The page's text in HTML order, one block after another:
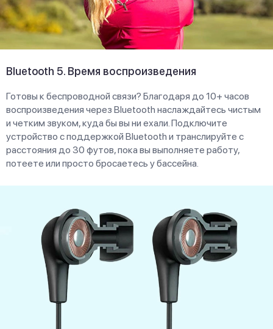
Bluetooth 5. Время воспроизведения
Готовы к беспроводной связи? Благодаря до 10+ часов
воспроизведения через Bluetooth наслаждайтесь чистым
и четким звуком, куда бы вы ни ехали. Подключите
устройство с поддержкой Bluetooth и транслируйте с
расстояния до 30 футов, пока вы выполняете работу,
потеете или просто бросаетесь у бассейна.